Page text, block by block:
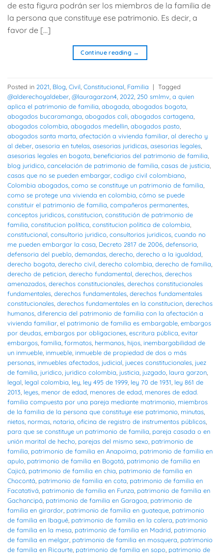
de esta figura podrán ser los miembros de la familia de
la persona que constituye ese patrimonio. Es decir, a
favor de […]
Continue reading →
Posted in 2021 Blog Civil Constitucional Familia | Tagged
@alderechoyaldeber @lauragarzon4 2022 250 smlmv a quien
aplica el patrimonio de familia abogada abogados bogota
abogados bucaramanga abogados cali abogados cartagena
abogados colombia abogados medellin abogados pasto
abogados santa marta afectación a vivienda familiar al derecho y
al deber asesoria en tutelas asesorias juridicas asesorias legales
asesorias legales en bogota beneficiarios del patrimonio de familia
blog juridico cancelación de patrimonio de familia casas de justicia
casas que no se pueden embargar codigo civil colombiano
Colombia abogados como se constituye un patrimonio de familia
como se protege una vivienda en colombia cómo se puede
constituir el patrimonio de familia compañeros permanentes
conceptos juridicos constitucion constitución de patrimonio de
familia constitucion política constitucion politica de colombia
constitucional consultorio juridico consultorios juridicos cuando no
me pueden embargar la casa Decreto 2817 de 2006 defensoria
defensoria del pueblo demandas derecho derecho a la igualdad
derecho bogota derecho civil derecho colombia derecho de familia
derecho de peticion derecho fundamental derechos derechos
amenazados derechos constitucionales derechos constitucionales
fundamentales derechos fundamentales derechos fundamentales
constitucionales derechos fundamentales en la constitucion derechos
humanos diferencia del patrimonio de familia con la afectación a
vivienda familiar el patrimonio de familia es embargable embargos
por deudas embargos por obligaciones escritura pública evitar
embargos familia formatos hermanos hijos inembargabilidad de
un inmueble inmueble inmueble de propiedad de dos o más
personas inmuebles afectados judicial jueces constitucionales juez
de familia juridico juridico colombia justicia juzgado laura garzon
legal legal colombia ley ley 495 de 1999 ley 70 de 1931 ley 861 de
2013 leyes menor de edad menores de edad menores de edad.
familia compuesta por una pareja mediante matrimonio miembros
de la familia de la persona que constituye ese patrimonio minutas
nietos normas notaria oficina de registro de instrumentos públicos
para que se constituye un patrimonio de familia pareja casada o en
unión marital de hecho parejas del mismo sexo patrimonio de
familia patrimonio de familia en Anapoima patrimonio de familia en
apulo patrimonio de familia en Bogotá patrimonio de familia en
Cajicá patrimonio de familia en chia patrimonio de familia en
Chocontá patrimonio de familia en cota patrimonio de familia en
Facatativá patrimonio de familia en Funza patrimonio de familia en
Gachancipá patrimonio de familia en Garagoa patrimonio de
familia en girardor patrimonio de familia en guateque patrimonio
de familia en Ibagué patrimonio de familia en la calera patrimonio
de familia en la mesa patrimonio de familia en Madrid patrimonio
de familia en melgar patrimonio de familia en mosquera patrimonio
de familia en Ricaurte patrimonio de familia en sopo patrimonio de